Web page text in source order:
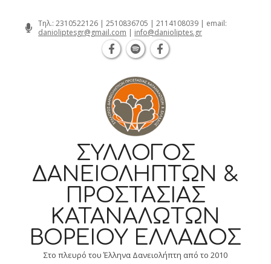
Τηλ.: 2310522126 | 2510836705 | 2114108039 | email:
danioliptesgr@gmail.com | info@danioliptes.gr
ΣΎΛΛΟΓΟΣ
ΔΑΝΕΙΟΛΗΠΤΏΝ &
ΠΡΟΣΤΑΣΊΑΣ
ΚΑΤΑΝΑΛΩΤΏΝ
ΒΟΡΕΊΟΥ ΕΛΛΆΔΟΣ
Στο πλευρό του Έλληνα Δανειολήπτη από το 2010